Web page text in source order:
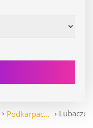
Podkarpackie